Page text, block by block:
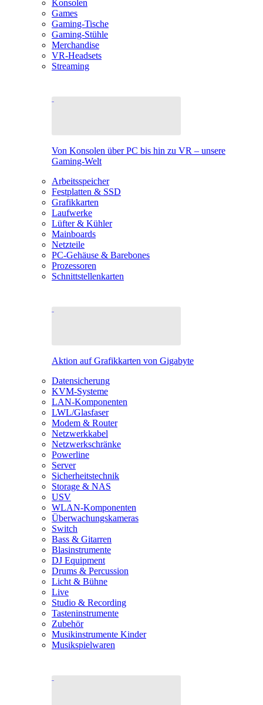
Konsolen
Games
Gaming-Tische
Gaming-Stühle
Merchandise
VR-Headsets
Streaming
Von Konsolen über PC bis hin zu VR – unsere
Gaming-Welt
Arbeitsspeicher
Festplatten & SSD
Grafikkarten
Laufwerke
Lüfter & Kühler
Mainboards
Netzteile
PC-Gehäuse & Barebones
Prozessoren
Schnittstellenkarten
Aktion auf Grafikkarten von Gigabyte
Datensicherung
KVM-Systeme
LAN-Komponenten
LWL/Glasfaser
Modem & Router
Netzwerkkabel
Netzwerkschränke
Powerline
Server
Sicherheitstechnik
Storage & NAS
USV
WLAN-Komponenten
Überwachungskameras
Switch
Bass & Gitarren
Blasinstrumente
DJ Equipment
Drums & Percussion
Licht & Bühne
Live
Studio & Recording
Tasteninstrumente
Zubehör
Musikinstrumente Kinder
Musikspielwaren